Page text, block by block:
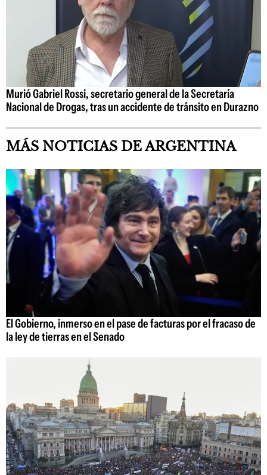
Murió Gabriel Rossi, secretario general de la Secretaría
Nacional de Drogas, tras un accidente de tránsito en Durazno
MÁS NOTICIAS DE ARGENTINA
El Gobierno, inmerso en el pase de facturas por el fracaso de
la ley de tierras en el Senado